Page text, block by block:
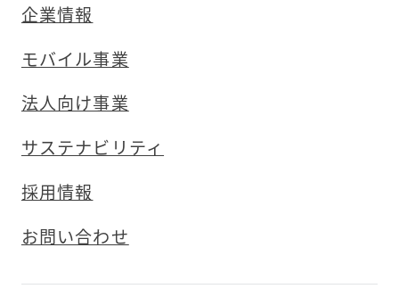
企業情報
モバイル事業
法人向け事業
サステナビリティ
採用情報
お問い合わせ